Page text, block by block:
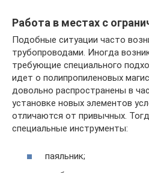
Работа в местах с
Подобные ситуации часто
трубопроводами. Иногда
требующие специального
идет о полипропиленовых
довольно распространены в
установке новых элементов
отличаются от привычных.
специальные инструменты:
паяльник;